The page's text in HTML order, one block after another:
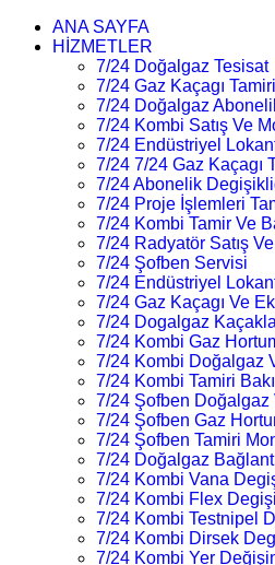
ANA SAYFA
HİZMETLER
7/24 Doğalgaz Tesisat
7/24 Gaz Kaçagı Tamiri
7/24 Doğalgaz
7/24 Kombi Satış Ve
7/24 Endüstriyel
7/24 7/24 Gaz Kaçagı
7/24 Abonelik
7/24 Proje İşlemleri
7/24 Kombi Tamir Ve
7/24 Radyatör Satış Ve
7/24 Şofben Servisi
7/24 Endüstriyel
7/24 Gaz Kaçagı Ve
7/24 Dogalgaz
7/24 Kombi Gaz
7/24 Kombi Doğalgaz
7/24 Kombi Tamiri
7/24 Şofben Doğalgaz
7/24 Şofben Gaz
7/24 Şofben Tamiri
7/24 Doğalgaz
7/24 Kombi Vana
7/24 Kombi Flex
7/24 Kombi Testnipel
7/24 Kombi Dirsek
7/24 Kombi Yer